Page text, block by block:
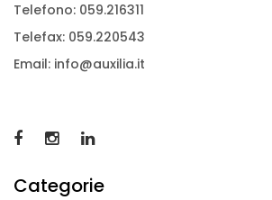
Telefono: 059.216311
Telefax: 059.220543
Email: info@auxilia.it
Categorie